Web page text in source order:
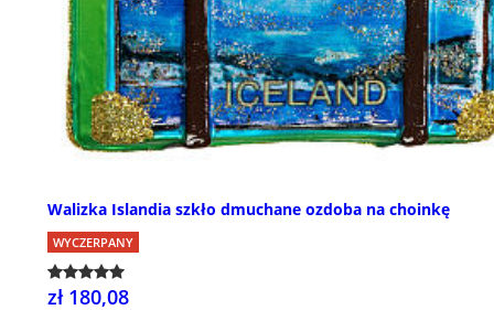
Walizka Islandia szkło dmuchane ozdoba na choinkę
WYCZERPANY
zł 180,08